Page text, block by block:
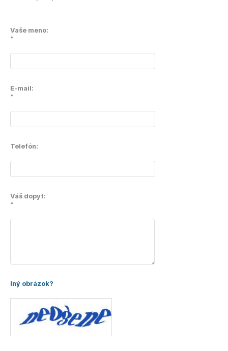
Vaše meno:
*
E-mail:
*
Telefón:
Váš dopyt:
*
Iný obrázok?